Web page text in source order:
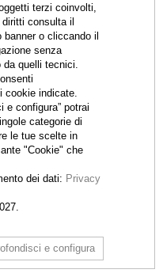
terzi coinvolti,
consulta il
banner o cliccando il
senza
da quelli tecnici.
cookie indicate.
e configura” potrai
categorie di
le tue scelte in
"Cookie" che
dei dati: Privacy
e configura